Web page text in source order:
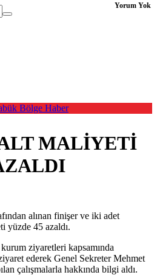
MALİYETİ
alınan finişer ve iki adet
yüzde 45 azaldı.
ziyaretleri kapsamında
ederek Genel Sekreter Mehmet
çalışmalarla hakkında bilgi aldı.
Yorum Yok